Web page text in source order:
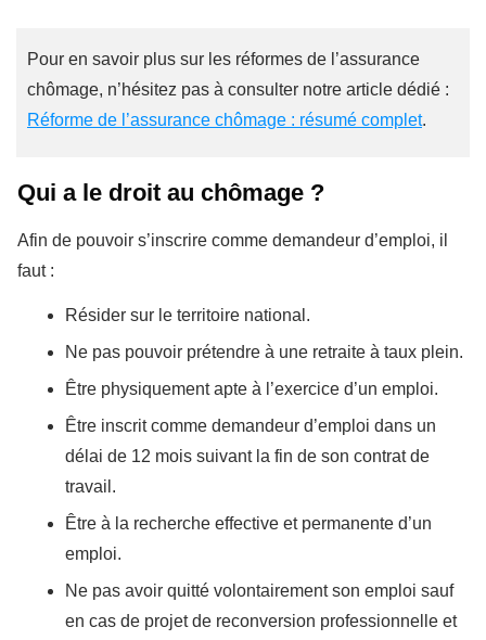
Pour en savoir plus sur les réformes de l’assurance
chômage, n’hésitez pas à consulter notre article dédié :
Réforme de l’assurance chômage : résumé complet.
Qui a le droit au chômage ?
Afin de pouvoir s’inscrire comme demandeur d’emploi, il
faut :
Résider sur le territoire national.
Ne pas pouvoir prétendre à une retraite à taux plein.
Être physiquement apte à l’exercice d’un emploi.
Être inscrit comme demandeur d’emploi dans un
délai de 12 mois suivant la fin de son contrat de
travail.
Être à la recherche effective et permanente d’un
emploi.
Ne pas avoir quitté volontairement son emploi sauf
en cas de projet de reconversion professionnelle et